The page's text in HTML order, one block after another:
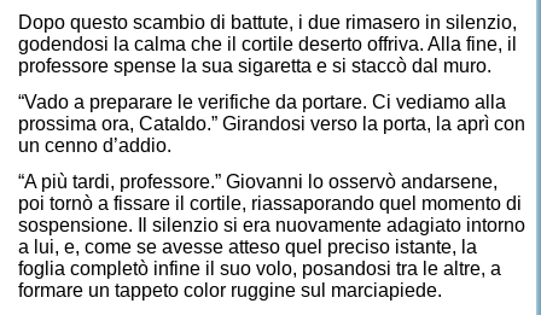
Dopo questo scambio di battute, i due rimasero in silenzio,
godendosi la calma che il cortile deserto offriva. Alla fine, il
professore spense la sua sigaretta e si staccò dal muro.
“Vado a preparare le verifiche da portare. Ci vediamo alla
prossima ora, Cataldo.” Girandosi verso la porta, la aprì con
un cenno d’addio.
“A più tardi, professore.” Giovanni lo osservò andarsene,
poi tornò a fissare il cortile, riassaporando quel momento di
sospensione. Il silenzio si era nuovamente adagiato intorno
a lui, e, come se avesse atteso quel preciso istante, la
foglia completò infine il suo volo, posandosi tra le altre, a
formare un tappeto color ruggine sul marciapiede.